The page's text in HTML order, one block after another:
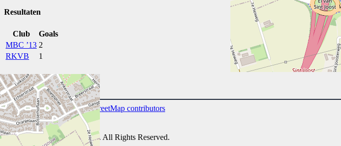
Leaflet| Map data ©OpenStreetMap contributors
Resultaten
Club
Goals
MBC ’13 2
RKVB
1
Privacy Policy
RKSVV by Marthijn © 2026. All Rights Reserved.